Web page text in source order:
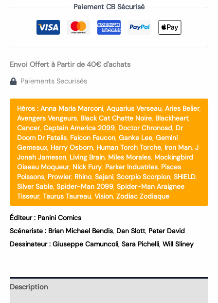
Paiement CB Sécurisé
Envoi Offert à Partir de 40€ d'achats
Paiements Securisés
Héros : Anna Maria Marconi, Aquarius Verseau, Aries Belier,
Avengers Vengeurs, Black Cat Chatte Noire, Blackheart,
Cancer, Captain America 2099, Doctor Chronosd, Dr
Doom Dr Fatalis, Falcon Faucon, Ganke Lee, Gemini
Gemeaux, Harry Osborn, Human Torch Torche, Iron Man, J
Jonah Jameson, Living Brain, Miles Morales, Mockingbird
Oiseau Moqueur, Nick Fury, Parker Industries, Pisces
Poissons, Prowler, Rhino, Sajani, Scorpio Scorpion, SHIELD,
Silver Sable, Spider-Man 2099, Spider-Man Araignee
Tisseur, Taurus Taureau, Vision, Zodiac Zodiaque
Éditeur : Panini Comics
Scénariste : Brian Michael Bendis, Dan Slott, Peter David
Dessinateur : Giuseppe Camuncoli, Sara Pichelli, Will Sliney
Description